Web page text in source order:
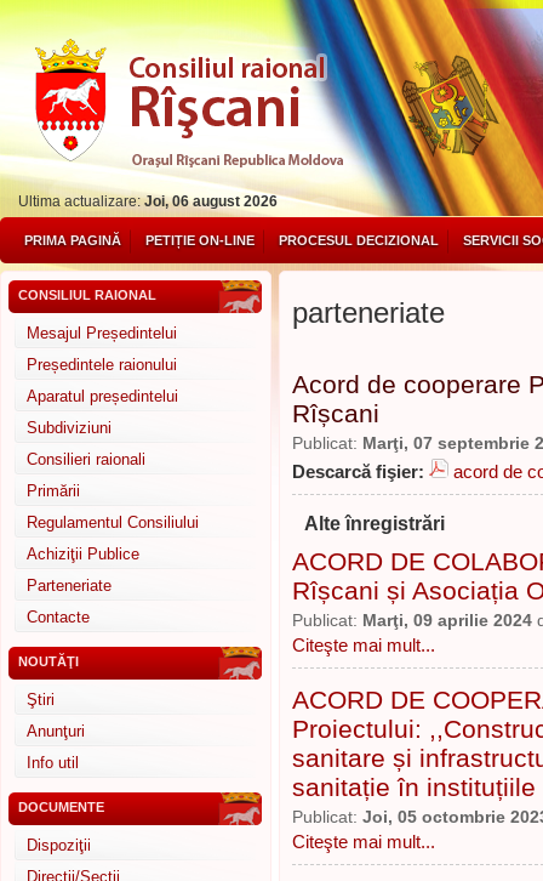
Ultima actualizare:Joi, 06 august 2026
PRIMA PAGINĂ PETIȚIE ON-LINE PROCESUL DECIZIONAL SERVICII
CONSILIUL RAIONAL
Mesajul Președintelui
Președintele raionului
Aparatul președintelui
Subdiviziuni
Consilieri raionali
Primării
Regulamentul Consiliului
Achiziţii Publice
Parteneriate
Contacte
NOUTĂŢI
Ştiri
Anunţuri
Info util
DOCUMENTE
Dispoziţii
Direcţii/Secţii
parteneriate
Acord de cooperare
Rîșcani
Publicat: Marţi, 07 septembrie
Descarcă fişier: acord de
Alte înregistrări
ACORD DE
Rîșcani și Asociația
Publicat: Marţi, 09 aprilie 2024
Citeşte mai mult...
ACORD DE
Proiectului:
sanitare și
sanitație în instituțiile
Publicat: Joi, 05 octombrie
Citeşte mai mult...